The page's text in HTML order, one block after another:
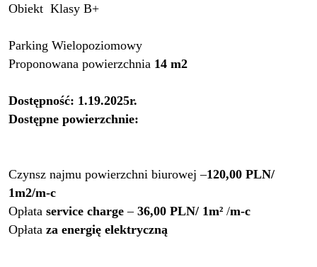
Obiekt Klasy B+
Parking Wielopoziomowy
Proponowana powierzchnia 14 m2
Dostępność: 1.19.2025r.
Dostępne powierzchnie:
Czynsz najmu powierzchni biurowej –120,00 PLN/
1m2/m-c
Opłata service charge – 36,00 PLN/ 1m² /m-c
Opłata za energię elektryczną